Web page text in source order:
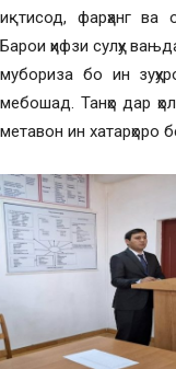
иқтисод, фарҳанг ва
Барои ҳифзи сулҳу
мубориза бо ин
мебошад. Танҳо дар
метавон ин хатарҳоро